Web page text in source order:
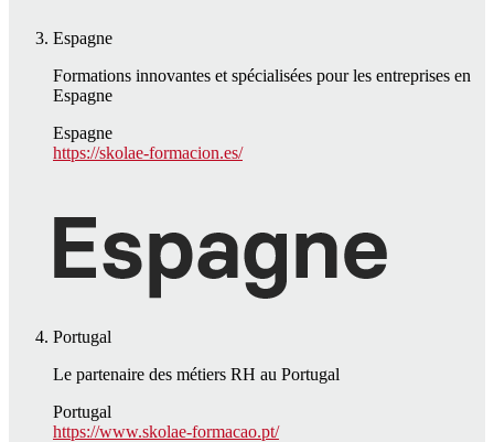
Espagne
Formations innovantes et spécialisées pour les entreprises en
Espagne
Espagne
https://skolae-formacion.es/
Portugal
Le partenaire des métiers RH au Portugal
Portugal
https://www.skolae-formacao.pt/